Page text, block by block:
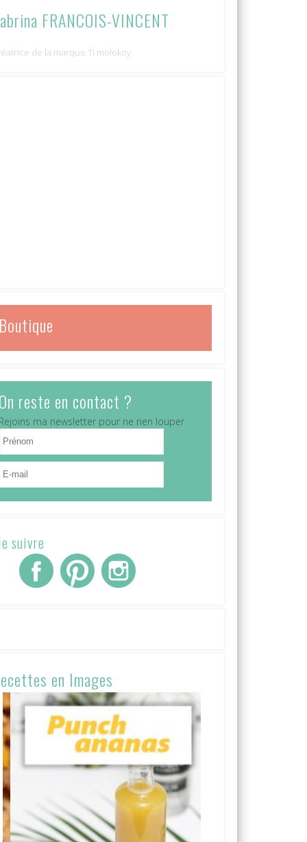
FRANCOIS-VINCENT
de la marque Ti molokoy
reste en contact ?
ma newsletter pour ne rien louper
suivre
en Images